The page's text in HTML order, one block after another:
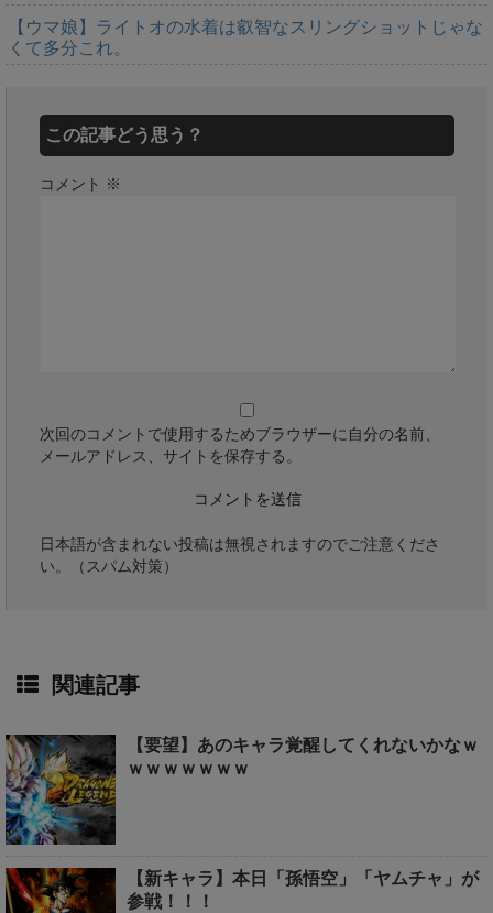
【ウマ娘】ライトオの水着は叡智なスリングショットじゃな
くて多分これ。
この記事どう思う？
コメント ※
次回のコメントで使用するためブラウザーに自分の名前、
メールアドレス、サイトを保存する。
日本語が含まれない投稿は無視されますのでご注意くださ
い。（スパム対策）
関連記事
【要望】あのキャラ覚醒してくれないかなｗ
ｗｗｗｗｗｗｗ
【新キャラ】本日「孫悟空」「ヤムチャ」が
参戦！！！